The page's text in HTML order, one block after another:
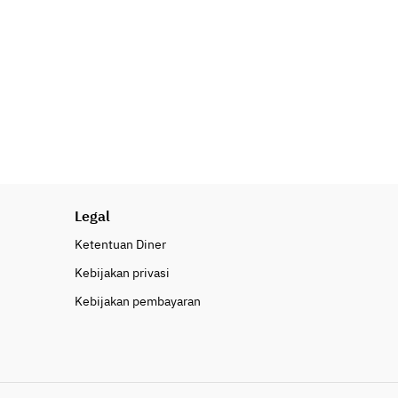
Legal
Ketentuan Diner
Kebijakan privasi
Kebijakan pembayaran